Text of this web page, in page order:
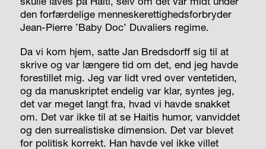
den forfærdelige menneskerettighedsforbryder
Jean-Pierre ’Baby Doc’ Duvaliers regime.
Da vi kom hjem, satte Jan Bredsdorff sig til at
skrive og var længere tid om det, end jeg havde
forestillet mig. Jeg var lidt vred over ventetiden,
og da manuskriptet endelig var klar, syntes jeg,
det var meget langt fra, hvad vi havde snakket
om. Det var ikke til at se Haitis humor, vanviddet
og den surrealistiske dimension. Det var blevet
for politisk korrekt. Han havde vel ikke villet